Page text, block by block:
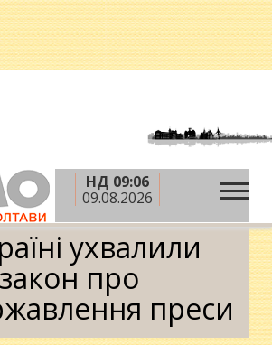
НД 09:06
09.08.2026
» Влада »В Україні
роздержавлення преси
ухвалили
закон про
преси